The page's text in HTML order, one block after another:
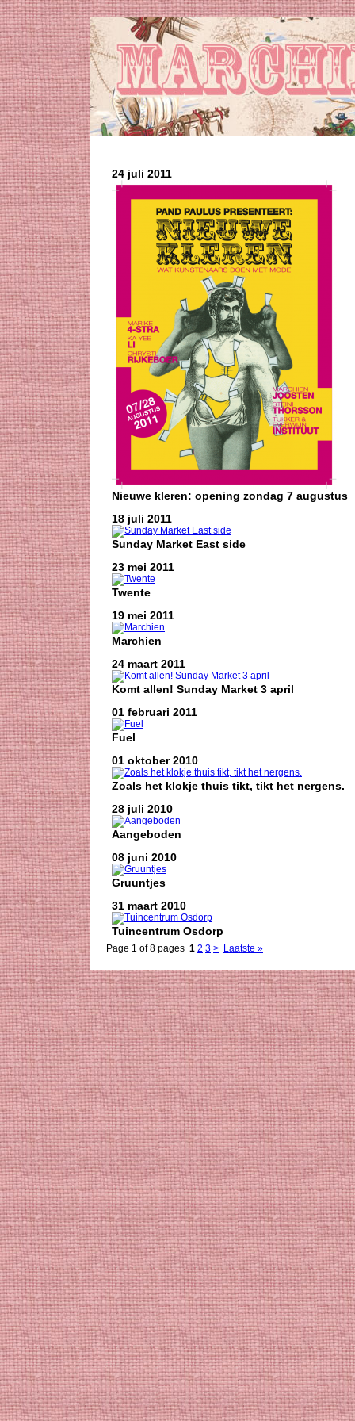
24 juli 2011
Nieuwe kleren: opening zondag 7 augustus
18 juli 2011
Sunday Market East side
23 mei 2011
Twente
19 mei 2011
Marchien
24 maart 2011
Komt allen! Sunday Market 3 april
01 februari 2011
Fuel
01 oktober 2010
Zoals het klokje thuis tikt, tikt het nergens.
28 juli 2010
Aangeboden
08 juni 2010
Gruuntjes
31 maart 2010
Tuincentrum Osdorp
Page 1 of 8 pages 1 2 3 > Laatste »